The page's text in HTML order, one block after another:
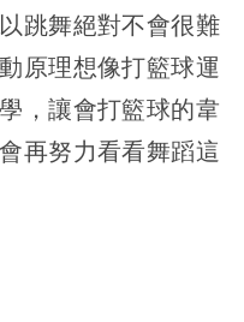
跳舞絕對不會很難
原理想像打籃球運
，讓會打籃球的韋
再努力看看舞蹈這